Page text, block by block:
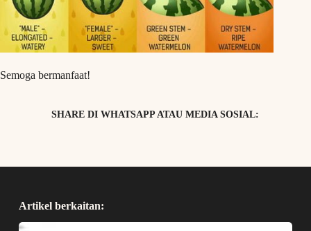
Semoga bermanfaat!
SHARE DI WHATSAPP ATAU MEDIA SOSIAL:
Artikel berkaitan: